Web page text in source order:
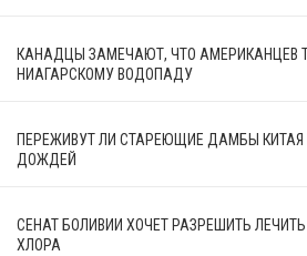
КАНАДЦЫ ЗАМЕЧАЮТ, ЧТО АМЕРИКАНЦЕВ
НИАГАРСКОМУ ВОДОПАДУ
ПЕРЕЖИВУТ ЛИ СТАРЕЮЩИЕ ДАМБЫ
ДОЖДЕЙ
СЕНАТ БОЛИВИИ ХОЧЕТ РАЗРЕШИТЬ
ХЛОРА